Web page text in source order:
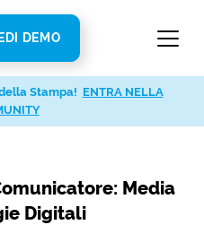
DEMO
Media
Digitali
Stampa! ENTRA NELLA